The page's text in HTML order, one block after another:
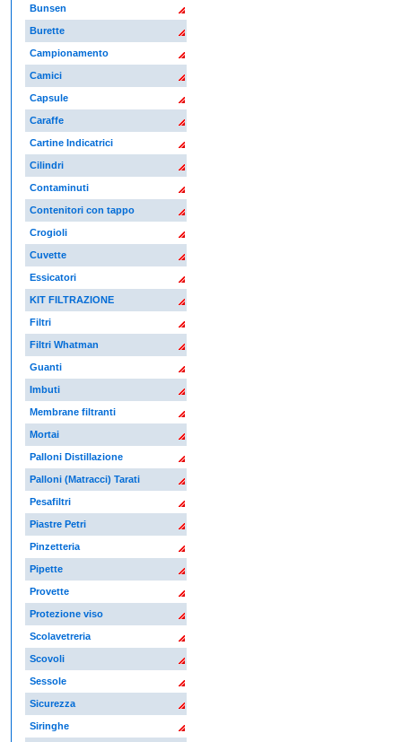
Bunsen
Burette
Campionamento
Camici
Capsule
Caraffe
Cartine Indicatrici
Cilindri
Contaminuti
Contenitori con tappo
Crogioli
Cuvette
Essicatori
KIT FILTRAZIONE
Filtri
Filtri Whatman
Guanti
Imbuti
Membrane filtranti
Mortai
Palloni Distillazione
Palloni (Matracci) Tarati
Pesafiltri
Piastre Petri
Pinzetteria
Pipette
Provette
Protezione viso
Scolavetreria
Scovoli
Sessole
Sicurezza
Siringhe